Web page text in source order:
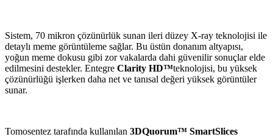
Sistem, 70 mikron çözünürlük sunan ileri düzey X-ray teknolojisi ile
detaylı meme görüntüleme sağlar. Bu üstün donanım altyapısı,
yoğun meme dokusu gibi zor vakalarda dahi güvenilir sonuçlar elde
edilmesini destekler. Entegre Clarity HD™teknolojisi, bu yüksek
çözünürlüğü işlerken daha net ve tanısal değeri yüksek görüntüler
sunar.
Tomosentez tarafında kullanılan 3DQuorum™ SmartSlices